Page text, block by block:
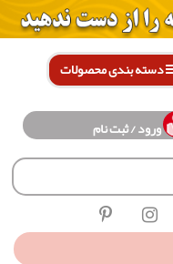
دسته بندی محصولات
ورود / ثبت نام